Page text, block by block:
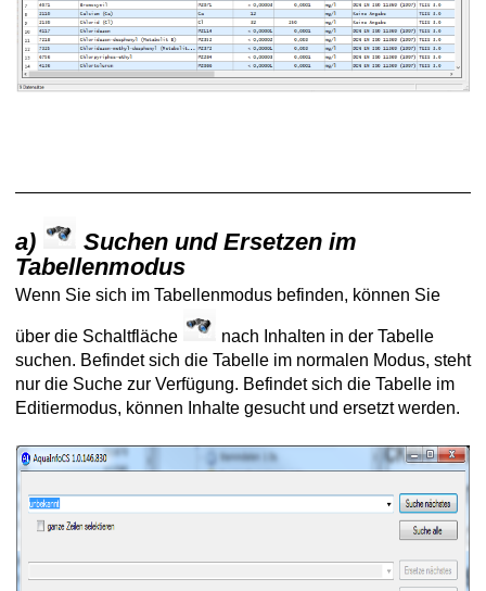
und Bauteile Ringraum
a)
Suchen und Ersetzen im
Tabellenmodus
Wenn Sie sich im Tabellenmodus befinden, können Sie
über die Schaltfläche
nach Inhalten in der Tabelle
suchen. Befindet sich die Tabelle im normalen Modus, steht
nur die Suche zur Verfügung. Befindet sich die Tabelle im
Editiermodus, können Inhalte gesucht und ersetzt werden.